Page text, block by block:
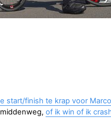
start/finish te krap voor Marco
of ik win of ik